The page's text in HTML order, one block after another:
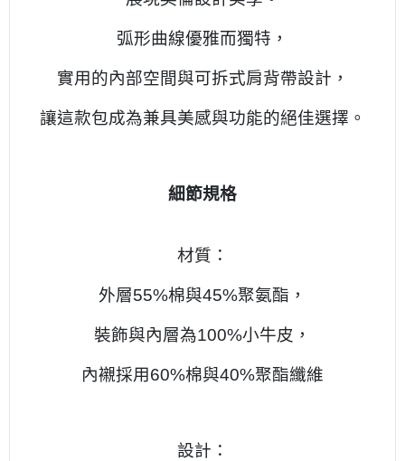
弧形曲線優雅而獨特，
實用的內部空間與可拆式肩背帶設計，
讓這款包成為兼具美感與功能的絕佳選擇。
細節規格
材質：
外層55%棉與45%聚氨酯，
裝飾與內層為100%小牛皮，
內襯採用60%棉與40%聚酯纖維
設計：